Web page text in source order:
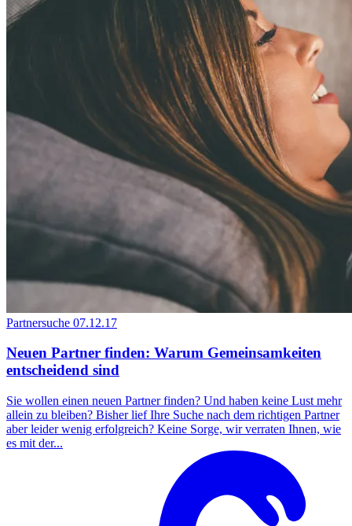
Partnersuche 07.12.17
Neuen Partner finden: Warum Gemeinsamkeiten
entscheidend sind
Sie wollen einen neuen Partner finden? Und haben keine Lust mehr
allein zu bleiben? Bisher lief Ihre Suche nach dem richtigen Partner
aber leider wenig erfolgreich? Keine Sorge, wir verraten Ihnen, wie
es mit der...